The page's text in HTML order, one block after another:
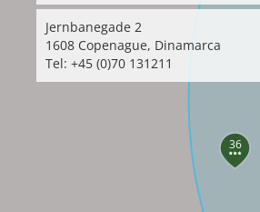
36
Jernbanegade 2
1608 Copenague, Dinamarca
Tel: +45 (0)70 131211